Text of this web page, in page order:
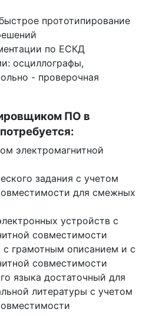
прототипирование
по ЕСКД
осциллографы,
- проверочная
ПО в
электромагнитной
задания с учетом
для смежных
устройств с
совместимости
грамотным описанием и с
совместимости
языка достаточный для
литературы с учетом